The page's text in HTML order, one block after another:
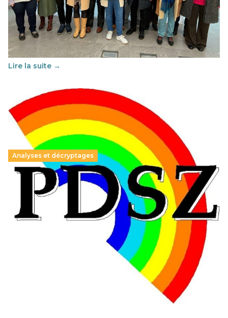
franco-espagnol pour changer d’approche
29 juin 2026-National
Cette année, l'UNSA Éducation a mené un projet Erasmus
soutenu par l'union Européenne et centré sur l'éducation
au vivre-ensemble : quelles différences entre la France…
Lire la suite →
Analyses et décryptages
Hongrie : du changement pour les politiques
éducatives, aussi !
25 juin 2026
En Hongrie, le conservateur Peter Magyar et son parti
Tisza "Respect et liberté" ont remporté une large victoire,
contre le premier ministre sortant, Viktor Orban,…